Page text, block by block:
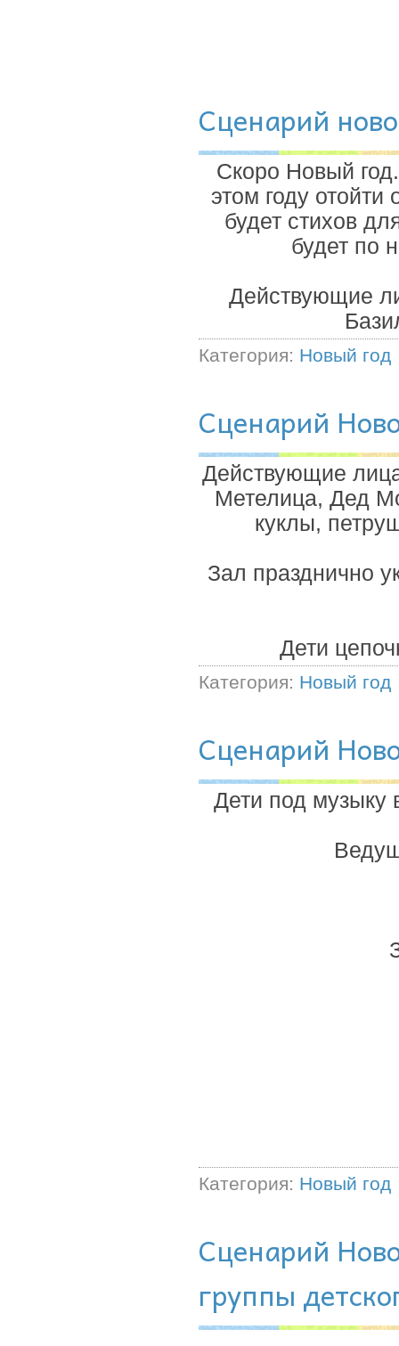
Сценарий
Скоро Новый
этом году
будет стихов
будет по
Действующие
Категория: Новый год
Сценарий
Действующие
Метелица, Дед
куклы,
Зал празднично
Дети
Категория: Новый год
Сценарий
Дети под музыку
Категория: Новый год
Сценарий
группы